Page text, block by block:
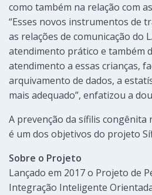
como também na relação com
“Esses novos instrumentos de
as relações de comunicação do
atendimento prático e também
atendimento a essas crianças,
arquivamento de dados, a
mais adequado”, enfatizou a
A prevenção da sífilis
é um dos objetivos do projeto
Sobre o Projeto
Lançado em 2017 o Projeto de
Integração Inteligente